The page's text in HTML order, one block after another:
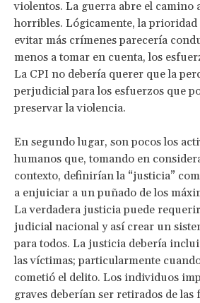
violentos. La guerra abre el camino
horribles. Lógicamente, la prioridad
evitar más crímenes parecería
menos a tomar en cuenta, los
La CPI no debería querer que la
perjudicial para los esfuerzos que
preservar la violencia.
En segundo lugar, son pocos los
humanos que, tomando en
contexto, definirían la “justicia”
a enjuiciar a un puñado de los
La verdadera justicia puede
judicial nacional y así crear un
para todos. La justicia debería
las víctimas; particularmente
cometió el delito. Los individuos
graves deberían ser retirados de las